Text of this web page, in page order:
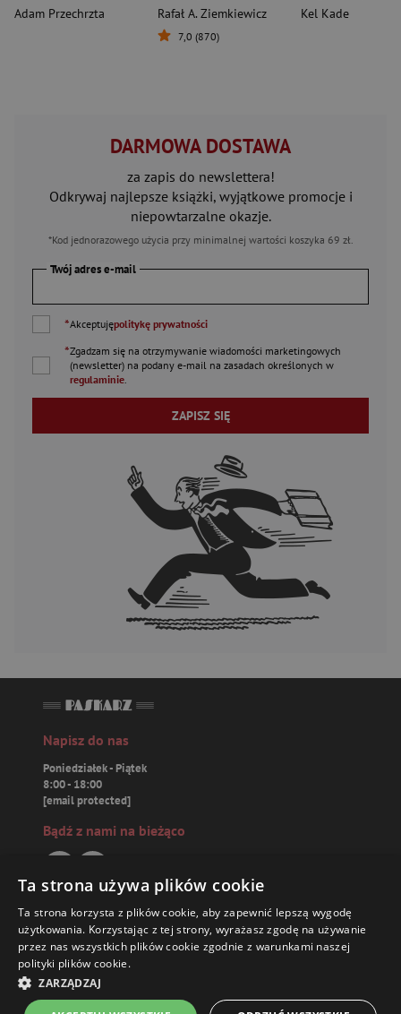
35,89 ZŁ
Adam Przechrzta
Rafał A. Ziemkiewicz
7,0 (870)
Kel Kade
DARMOWA DOSTAWA
za zapis do newslettera!
Odkrywaj najlepsze książki, wyjątkowe promocje i
niepowtarzalne okazje.
*Kod jednorazowego użycia przy minimalnej wartości koszyka 69 zł.
Twój adres e-mail
*Akceptujępolitykę prywatności
*Zgadzam się na otrzymywanie wiadomości marketingowych
(newsletter) na podany e-mail na zasadach określonych w
regulaminie.
ZAPISZ SIĘ
Napisz do nas
Poniedziałek - Piątek
8:00 - 18:00
[email protected]
Bądź z nami na bieżąco
Paskarz.pl
Zamówienia
Ta strona używa plików cookie
Ta strona korzysta z plików cookie, aby zapewnić lepszą wygodę
użytkowania. Korzystając z tej strony, wyrażasz zgodę na używanie
przez nas wszystkich plików cookie zgodnie z warunkami naszej
polityki plików cookie.
ZARZĄDZAJ